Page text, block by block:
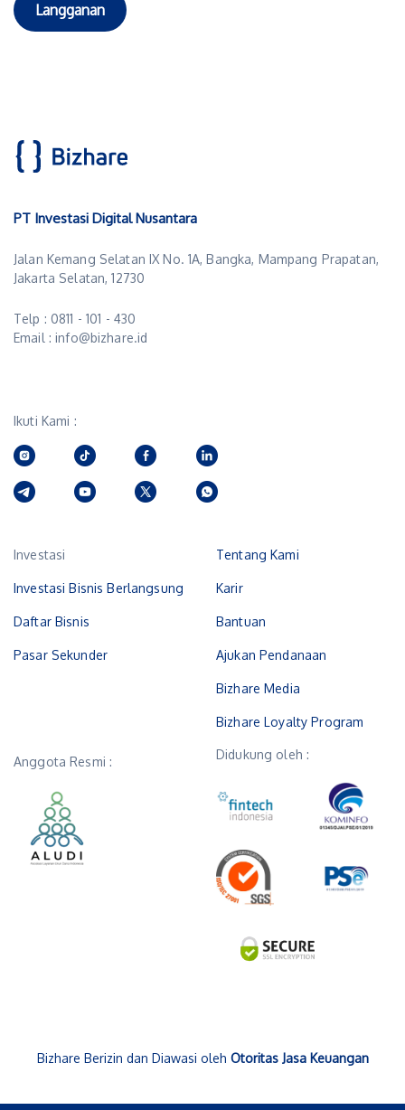
Langganan
PT Investasi Digital Nusantara
Jalan Kemang Selatan IX No. 1A, Bangka, Mampang Prapatan,
Jakarta Selatan, 12730
Telp : 0811 - 101 - 430
Email : info@bizhare.id
Ikuti Kami :
Investasi
Investasi Bisnis Berlangsung
Daftar Bisnis
Pasar Sekunder
Tentang Kami
Karir
Bantuan
Ajukan Pendanaan
Bizhare Media
Bizhare Loyalty Program
Anggota Resmi : Didukung oleh :
Bizhare Berizin dan Diawasi oleh Otoritas Jasa Keuangan